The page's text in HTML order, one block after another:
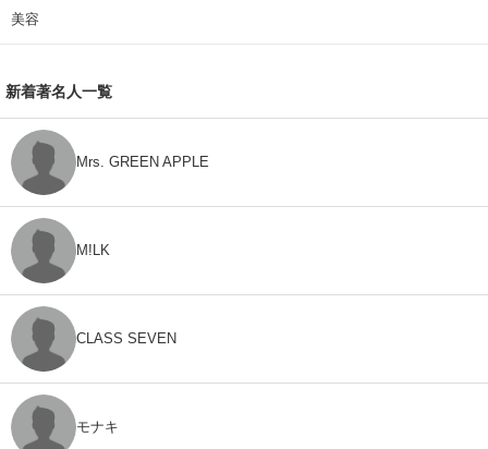
美容
新着著名人一覧
Mrs. GREEN APPLE
M!LK
CLASS SEVEN
モナキ